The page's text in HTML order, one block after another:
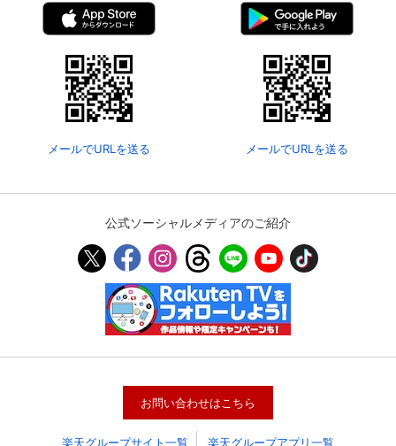
メールでURLを送る メールでURLを送る
公式ソーシャルメディアのご紹介
お問い合わせはこちら
楽天グループサイト一覧 楽天グループアプリ一覧